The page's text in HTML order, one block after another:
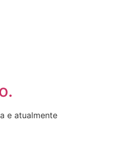
e atualmente